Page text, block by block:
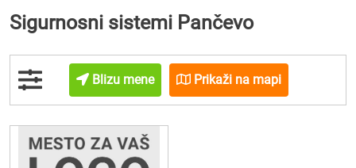
Sigurnosni sistemi Pančevo
Blizu mene Prikaži na mapi